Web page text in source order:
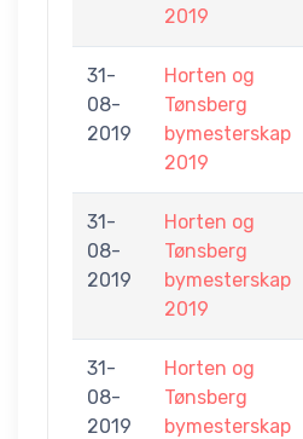
2019
31-
08-
2019
Horten og
Tønsberg
bymesterskap
2019
31-
08-
2019
Horten og
Tønsberg
bymesterskap
2019
31-
08-
2019
Horten og
Tønsberg
bymesterskap